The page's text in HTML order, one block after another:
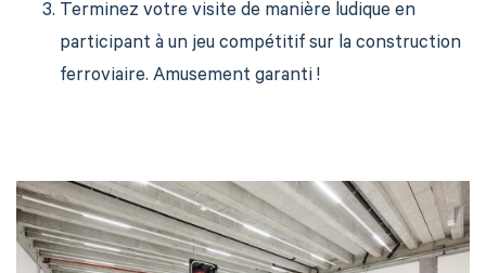
Terminez votre visite de manière ludique en
participant à un jeu compétitif sur la construction
ferroviaire. Amusement garanti !